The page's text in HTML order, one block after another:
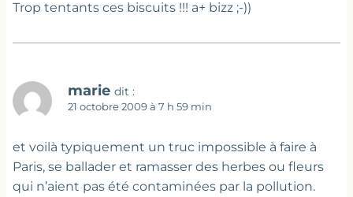
Trop tentants ces biscuits !!! a+ bizz ;-))
marie dit :
21 octobre 2009 à 7 h 59 min
et voilà typiquement un truc impossible à faire à
Paris, se ballader et ramasser des herbes ou fleurs
qui n’aient pas été contaminées par la pollution.